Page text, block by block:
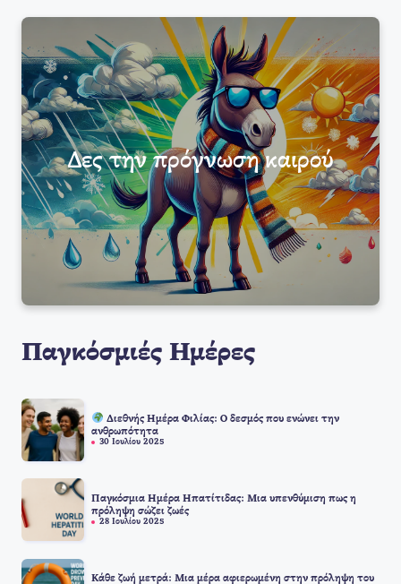
Δες την πρόγνωση καιρού
Παγκόσμιές Ημέρες
Διεθνής Ημέρα Φιλίας: Ο δεσμός που ενώνει την
ανθρωπότητα
30 Ιουλίου 2025
Παγκόσμια Ημέρα Ηπατίτιδας: Μια υπενθύμιση πως η
πρόληψη σώζει ζωές
28 Ιουλίου 2025
Κάθε ζωή μετρά: Μια μέρα αφιερωμένη στην πρόληψη του